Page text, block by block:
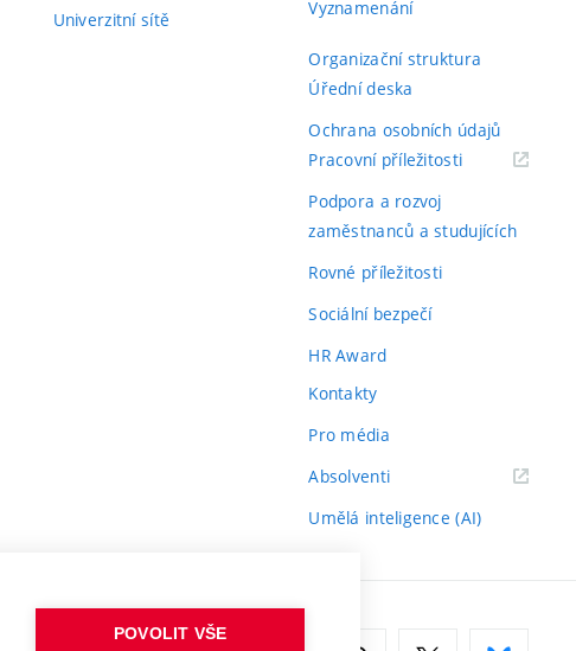
Univerzitní sítě
Vyznamenání
Organizační struktura
Úřední deska
Ochrana osobních údajů
Pracovní příležitosti(externí
Podpora a rozvoj
zaměstnanců a studujících
Rovné příležitosti
Sociální bezpečí
HR Award
Kontakty
Pro média
Absolventi(externí
Umělá inteligence (AI)
POVOLIT VŠE